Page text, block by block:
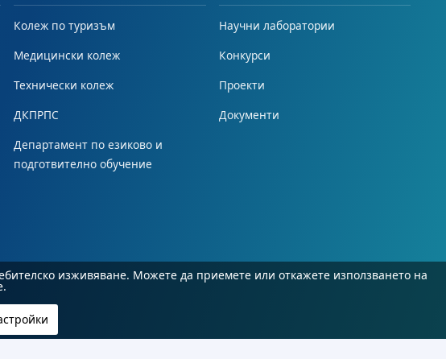
Колеж по туризъм
Медицински колеж
Технически колеж
ДКПРПС
Департамент по езиково и
подготвително обучение
Научни лаборатории
Конкурси
Проекти
Документи
изживяване. Можете да приемете или откажете използването на